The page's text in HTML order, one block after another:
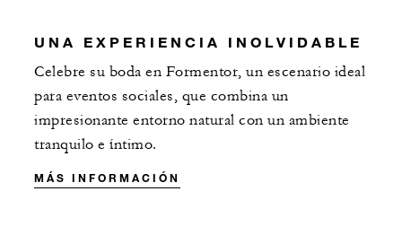
UNA EXPERIENCIA INOLVIDABLE
Celebre su boda en Formentor, un escenario ideal
para eventos sociales, que combina un
impresionante entorno natural con un ambiente
tranquilo e íntimo.
MÁS INFORMACIÓN